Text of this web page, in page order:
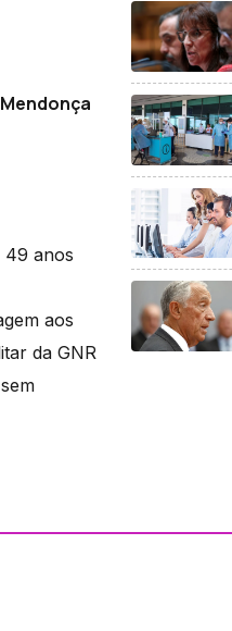
49 anos
aos
da GNR
ao Facebook
ao